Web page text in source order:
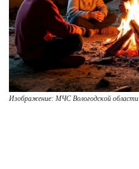
Изображение: МЧС Вологодской области